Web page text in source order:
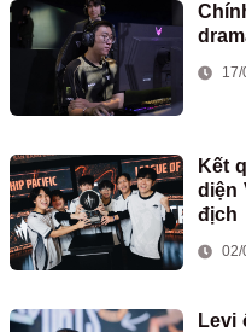
Kết
diện
địch
02/
Levi